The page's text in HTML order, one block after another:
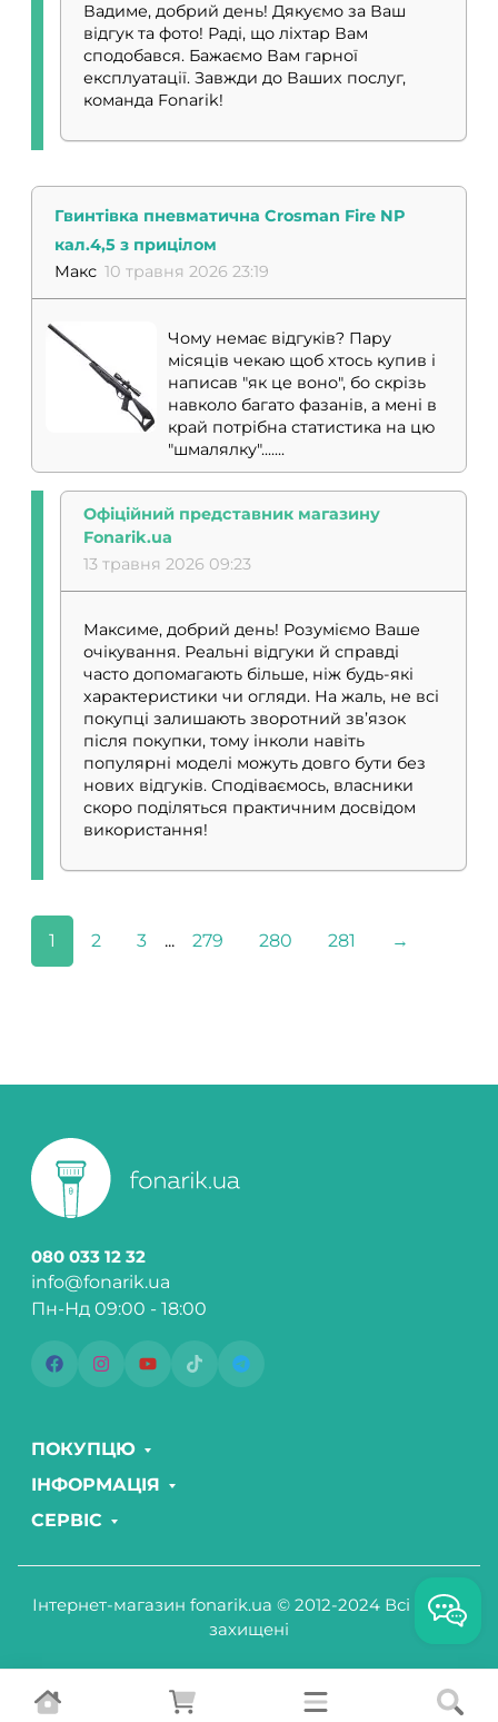
Вадиме, добрий день! Дякуємо за Ваш
відгук та фото! Раді, що ліхтар Вам
сподобався. Бажаємо Вам гарної
експлуатації. Завжди до Ваших послуг,
команда Fonarik!
Гвинтівка пневматична Crosman Fire NP
кал.4,5 з прицілом
Макс 10 травня 2026 23:19
Чому немає відгуків? Пару
місяців чекаю щоб хтось купив і
написав "як це воно", бо скрізь
навколо багато фазанів, а мені в
край потрібна статистика на цю
"шмалялку".......
Офіційний представник магазину
Fonarik.ua
13 травня 2026 09:23
Максиме, добрий день! Розуміємо Ваше
очікування. Реальні відгуки й справді
часто допомагають більше, ніж будь-які
характеристики чи огляди. На жаль, не всі
покупці залишають зворотний зв’язок
після покупки, тому інколи навіть
популярні моделі можуть довго бути без
нових відгуків. Сподіваємось, власники
скоро поділяться практичним досвідом
використання!
1 2 3 ... 279 280 281 →
080 033 12 32
info@fonarik.ua
Пн-Нд 09:00 - 18:00
ПОКУПЦЮ
ІНФОРМАЦІЯ
СЕРВІС
Інтернет-магазин fonarik.ua © 2012-2024 Всі права
захищені